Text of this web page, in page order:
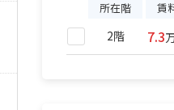
所在階 賃
2階 7.3